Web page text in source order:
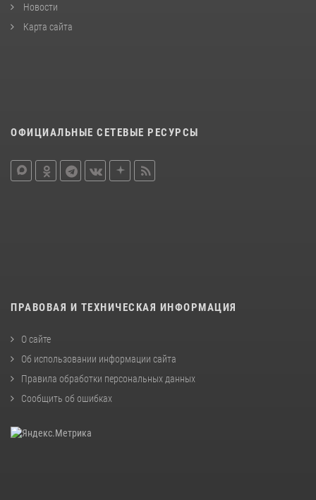
Новости
Карта сайта
ОФИЦИАЛЬНЫЕ СЕТЕВЫЕ РЕСУРСЫ
ПРАВОВАЯ И ТЕХНИЧЕСКАЯ ИНФОРМАЦИЯ
О сайте
Об использовании информации сайта
Правила обработки персональных данных
Сообщить об ошибках